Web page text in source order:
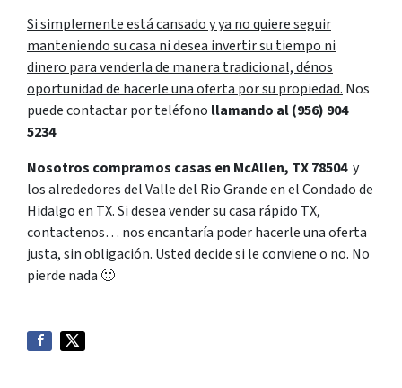
Si simplemente está cansado y ya no quiere seguir
manteniendo su casa ni desea invertir su tiempo ni
dinero para venderla de manera tradicional, dénos
oportunidad de hacerle una oferta por su propiedad. Nos
puede contactar por teléfono llamando al(956) 904
5234
Nosotros compramos casas en McAllen, TX 78504y
los alrededores del Valle del Rio Grande en el Condado de
Hidalgo en TX. Si desea vender su casa rápido TX,
contactenos… nos encantaría poder hacerle una oferta
justa, sin obligación. Usted decide si le conviene o no. No
pierde nada 🙂